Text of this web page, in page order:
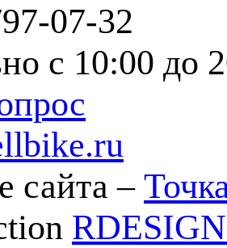
07-32
с 10:00 до
сайта –